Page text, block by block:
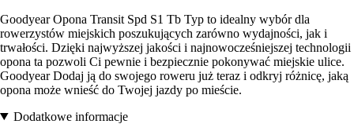
Goodyear Opona Transit Spd S1 Tb Typ to idealny wybór dla
rowerzystów miejskich poszukujących zarówno wydajności, jak i
trwałości. Dzięki najwyższej jakości i najnowocześniejszej technologii
opona ta pozwoli Ci pewnie i bezpiecznie pokonywać miejskie ulice.
Goodyear Dodaj ją do swojego roweru już teraz i odkryj różnicę, jaką
opona może wnieść do Twojej jazdy po mieście.
Dodatkowe informacje